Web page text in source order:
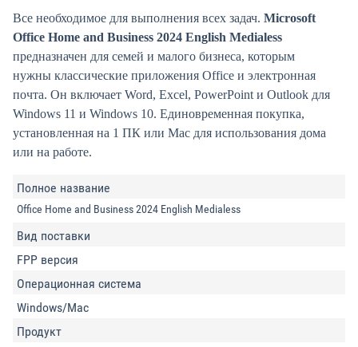
Все необходимое для выполнения всех задач. Microsoft
Office Home and Business 2024 English Medialess
предназначен для семей и малого бизнеса, которым
нужны классические приложения Office и электронная
почта. Он включает Word, Excel, PowerPoint и Outlook для
Windows 11 и Windows 10. Единовременная покупка,
установленная на 1 ПК или Mac для использования дома
или на работе.
Полное название
Office Home and Business 2024 English Medialess
Вид поставки
FPP версия
Операционная система
Windows/Mac
Продукт